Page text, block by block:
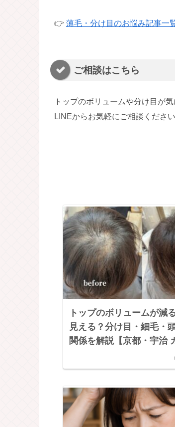
👉 薄毛・分け目のお悩み記事一
ご相談はこちら
トップのボリュームや分け目が
LINEからお気軽にご相談ください
トップのボリュームが減
見える？分け目・細毛・
関係を解説【京都・宇治